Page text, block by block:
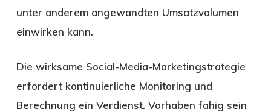
unter anderem angewandten Umsatzvolumen
einwirken kann.
Die wirksame Social-Media-Marketingstrategie
erfordert kontinuierliche Monitoring und
Berechnung ein Verdienst. Vorhaben fahig sein